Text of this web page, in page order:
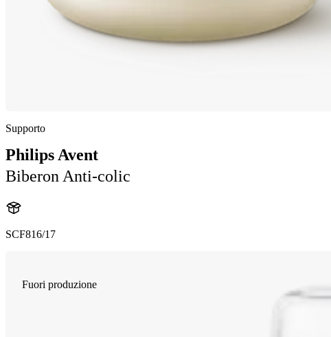
Supporto
Philips Avent
Biberon Anti-colic
SCF816/17
Fuori produzione